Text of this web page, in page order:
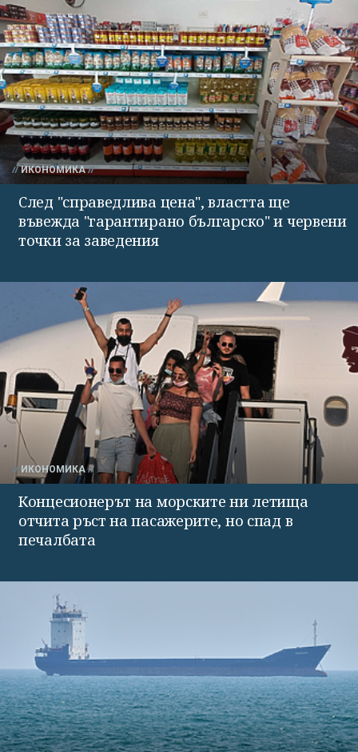
ИКОНОМИКА
След "справедлива цена", властта ще
въвежда "гарантирано българско" и червени
точки за заведения
ИКОНОМИКА
Концесионерът на морските ни летища
отчита ръст на пасажерите, но спад в
печалбата